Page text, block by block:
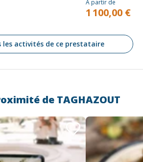
À partir de
1 100,00 €
activités de ce prestataire
de TAGHAZOUT